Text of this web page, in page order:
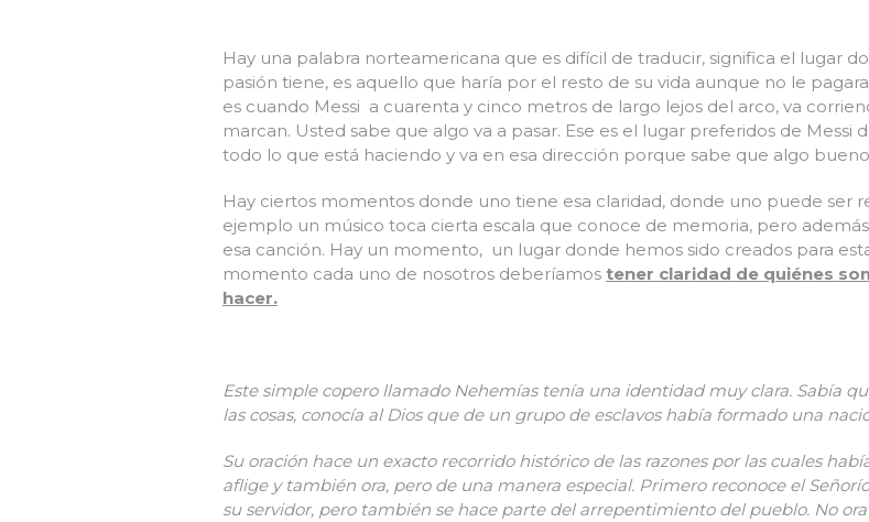
Hay una palabra norteamericana que es difícil de traducir, significa el lugar
pasión tiene, es aquello que haría por el resto de su vida aunque no le
es cuando Messi a cuarenta y cinco metros de largo lejos del arco, va
marcan. Usted sabe que algo va a pasar. Ese es el lugar preferidos de Messi
todo lo que está haciendo y va en esa dirección porque sabe que algo
Hay ciertos momentos donde uno tiene esa claridad, donde uno puede ser
ejemplo un músico toca cierta escala que conoce de memoria, pero
esa canción. Hay un momento, un lugar donde hemos sido creados para
momento cada uno de nosotros deberíamos tener claridad de quiénes
hacer.
Este simple copero llamado Nehemías tenía una identidad muy clara. Sabía
las cosas, conocía al Dios que de un grupo de esclavos había formado una
Su oración hace un exacto recorrido histórico de las razones por las cuales
aflige y también ora, pero de una manera especial. Primero reconoce el
su servidor, pero también se hace parte del arrepentimiento del pueblo. No